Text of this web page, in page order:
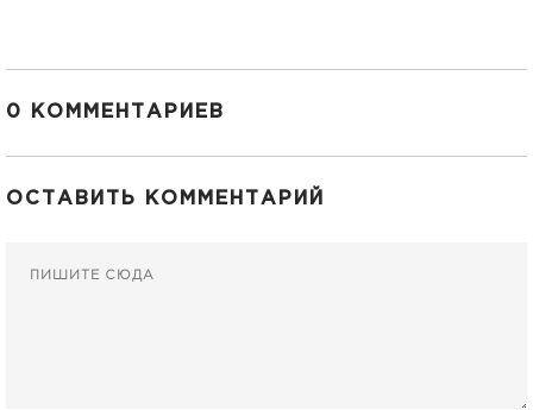
0 КОММЕНТАРИЕВ
ОСТАВИТЬ КОММЕНТАРИЙ